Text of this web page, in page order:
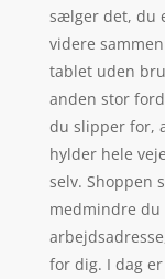
sælger det, du
videre
tablet uden
anden stor
du slipper for,
hylder hele
selv. Shoppen
medmindre
for dig. I dag